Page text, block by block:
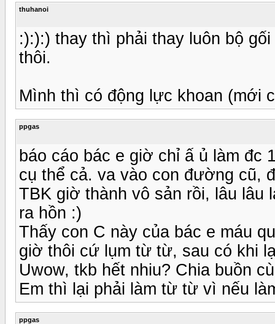
thuhanoi
:):):) thay thì phải thay luôn bộ
thôi.
Mình thì có động lực khoan (mới
ppgas
báo cáo bác e giờ chỉ ấ ủ làm đc
cụ thể cả. va vào con đường cũ,
TBK giờ thành vô sản rồi, lâu lâu
ra hồn :)
Thấy con C này của bác e máu
giờ thôi cứ lụm từ từ, sau có khi
Uwow, tkb hết nhiu? Chia buồn
Em thì lại phải làm từ từ vì nếu
ppgas